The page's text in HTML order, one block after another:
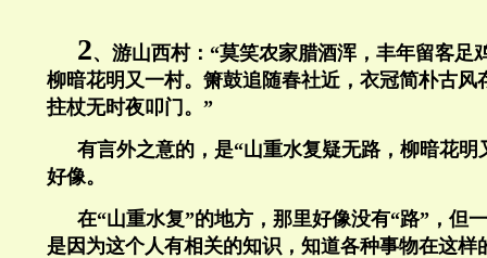
2、游山西村：“莫笑农家腊酒浑，丰年留客足
柳暗花明又一村。箫鼓追随春社近，衣冠简朴古风
拄杖无时夜叩门。”
有言外之意的，是“山重水复疑无路，柳暗花明
好像。
在“山重水复”的地方，那里好像没有“路”，但
是因为这个人有相关的知识，知道各种事物在这样